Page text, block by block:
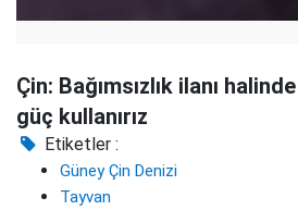
Çin: Bağımsızlık ilanı
güç kullanırız
Etiketler :
Güney Çin Denizi
Tayvan